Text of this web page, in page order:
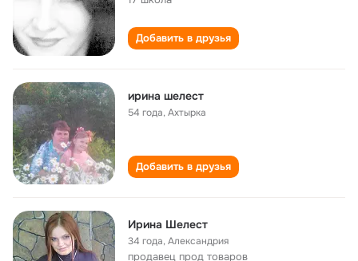
Добавить в друзья
ирина шелест
54 года,Ахтырка
Добавить в друзья
Ирина Шелест
34 года,Александрия
продавец прод товаров